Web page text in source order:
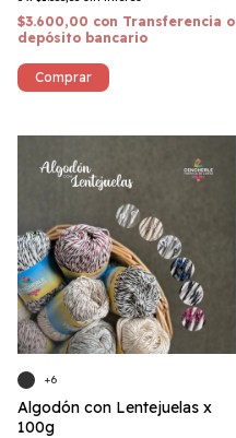
$3.600,00 con Transferencia o
depósito bancario
Comprar
Algodón con Lentejuelas x
100g
+6